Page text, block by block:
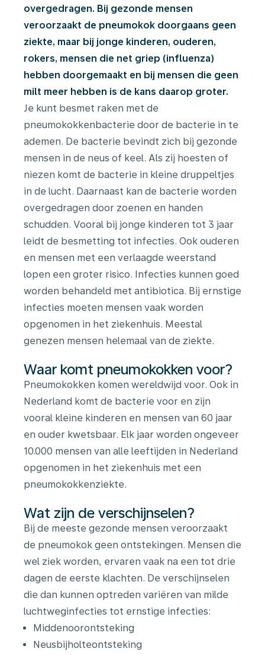
overgedragen. Bij gezonde mensen
veroorzaakt de pneumokok doorgaans geen
ziekte, maar bij jonge kinderen, ouderen,
rokers, mensen die net griep (influenza)
hebben doorgemaakt en bij mensen die geen
milt meer hebben is de kans daarop groter.
Je kunt besmet raken met de
pneumokokkenbacterie door de bacterie in te
ademen. De bacterie bevindt zich bij gezonde
mensen in de neus of keel. Als zij hoesten of
niezen komt de bacterie in kleine druppeltjes
in de lucht. Daarnaast kan de bacterie worden
overgedragen door zoenen en handen
schudden. Vooral bij jonge kinderen tot 3 jaar
leidt de besmetting tot infecties. Ook ouderen
en mensen met een verlaagde weerstand
lopen een groter risico. Infecties kunnen goed
worden behandeld met antibiotica. Bij ernstige
infecties moeten mensen vaak worden
opgenomen in het ziekenhuis. Meestal
genezen mensen helemaal van de ziekte.
Waar komt pneumokokken voor?
Pneumokokken komen wereldwijd voor. Ook in
Nederland komt de bacterie voor en zijn
vooral kleine kinderen en mensen van 60 jaar
en ouder kwetsbaar. Elk jaar worden ongeveer
10.000 mensen van alle leeftijden in Nederland
opgenomen in het ziekenhuis met een
pneumokokkenziekte.
Wat zijn de verschijnselen?
Bij de meeste gezonde mensen veroorzaakt
de pneumokok geen ontstekingen. Mensen die
wel ziek worden, ervaren vaak na een tot drie
dagen de eerste klachten. De verschijnselen
die dan kunnen optreden variëren van milde
luchtweginfecties tot ernstige infecties:
Middenoorontsteking
Neusbijholteontsteking